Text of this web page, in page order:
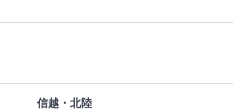
信越・北陸